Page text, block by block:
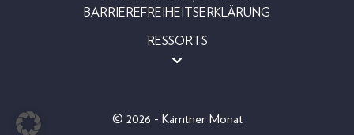
BARRIEREFREIHEITSERKLÄRUNG
RESSORTS
© 2026 - Kärntner Monat